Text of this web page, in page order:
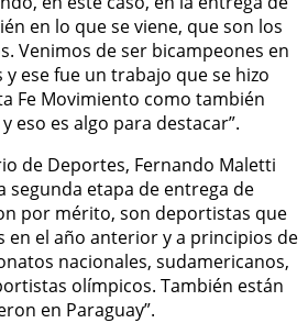
en lo que se viene, que son los
Venimos de ser bicampeones en
y ese fue un trabajo que se hizo
Fe Movimiento como también
eso es algo para destacar”.
de Deportes, Fernando Maletti
segunda etapa de entrega de
por mérito, son deportistas que
el año anterior y a principios de
nacionales, sudamericanos,
olímpicos. También están
en Paraguay”.